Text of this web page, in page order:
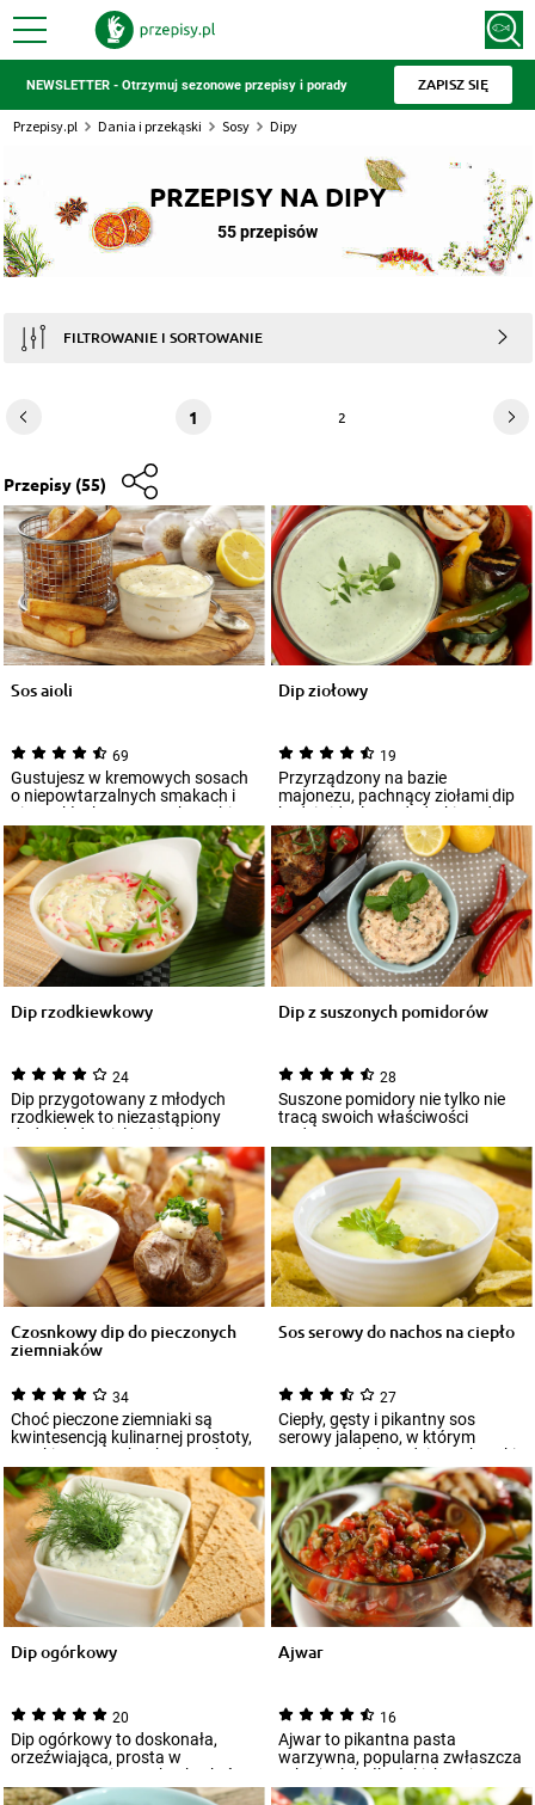
NEWSLETTER - Otrzymuj sezonowe przepisy i porady ZAPISZ SIĘ
Przepisy.pl Dania i przekąski Sosy Dipy
PRZEPISY NA DIPY
55 przepisów
FILTROWANIE I SORTOWANIE
1 2
Przepisy (55)
Sos aioli
69
Gustujesz w kremowych sosach
o niepowtarzalnych smakach i
niezwykłych aromatach? Lubisz
testować...
Dip ziołowy
19
Przyrządzony na bazie
majonezu, pachnący ziołami dip
będzie idealnym dodatkiem do
wielu potraw i...
Dip rzodkiewkowy
24
Dip przygotowany z młodych
rzodkiewek to niezastąpiony
dodatek do wielu różnych
potraw. Sprawdzi...
Dip z suszonych pomidorów
28
Suszone pomidory nie tylko nie
tracą swoich właściwości
podczas procesu
przygotowywania, ale doda...
Czosnkowy dip do pieczonych
ziemniaków
34
Choć pieczone ziemniaki są
kwintesencją kulinarnej prostoty,
smakiem mogą konkurować z
niejedną p...
Sos serowy do nachos na ciepło
27
Ciepły, gęsty i pikantny sos
serowy jalapeno, w którym
zanurzysz kukurydziane chrupki
o charakter...
Dip ogórkowy
20
Dip ogórkowy to doskonała,
orzeźwiająca, prosta w
przygotowaniu przekąska, która
będzie dobrze sm...
Ajwar
16
Ajwar to pikantna pasta
warzywna, popularna zwłaszcza
w krajach bałkańskich. Jej
głównymi składni...